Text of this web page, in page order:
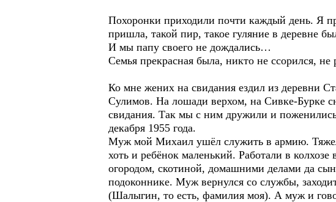
Похоронки приходили почти каждый день. Я
пришла, такой пир, такое гуляние в деревне
И мы папу своего не дождались…
Семья прекрасная была, никто не ссорился,
Ко мне жених на свидания ездил из деревни
Сулимов. На лошади верхом, на Сивке-Бурке
свидания. Так мы с ним дружили и
декабря 1955 года.
Муж мой Михаил ушёл служить в армию.
хоть и ребёнок маленький. Работали в
огородом, скотиной, домашними делами да
подоконнике. Муж вернулся со службы,
(Шалыгин, то есть, фамилия моя). А муж и